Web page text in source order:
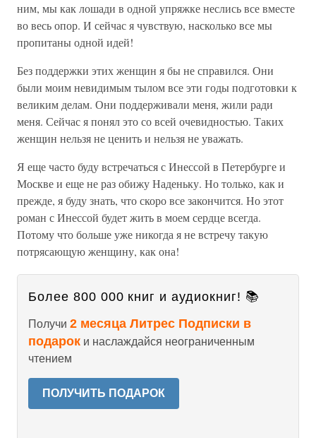
ним, мы как лошади в одной упряжке неслись все вместе
во весь опор. И сейчас я чувствую, насколько все мы
пропитаны одной идей!
Без поддержки этих женщин я бы не справился. Они
были моим невидимым тылом все эти годы подготовки к
великим делам. Они поддерживали меня, жили ради
меня. Сейчас я понял это со всей очевидностью. Таких
женщин нельзя не ценить и нельзя не уважать.
Я еще часто буду встречаться с Инессой в Петербурге и
Москве и еще не раз обижу Наденьку. Но только, как и
прежде, я буду знать, что скоро все закончится. Но этот
роман с Инессой будет жить в моем сердце всегда.
Потому что больше уже никогда я не встречу такую
потрясающую женщину, как она!
Более 800 000 книг и аудиокниг! 📚
Получи 2 месяца Литрес Подписки в
подарок и наслаждайся неограниченным
чтением
ПОЛУЧИТЬ ПОДАРОК